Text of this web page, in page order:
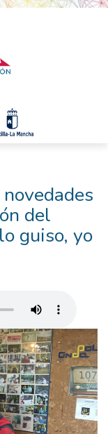
del
guiso, yo